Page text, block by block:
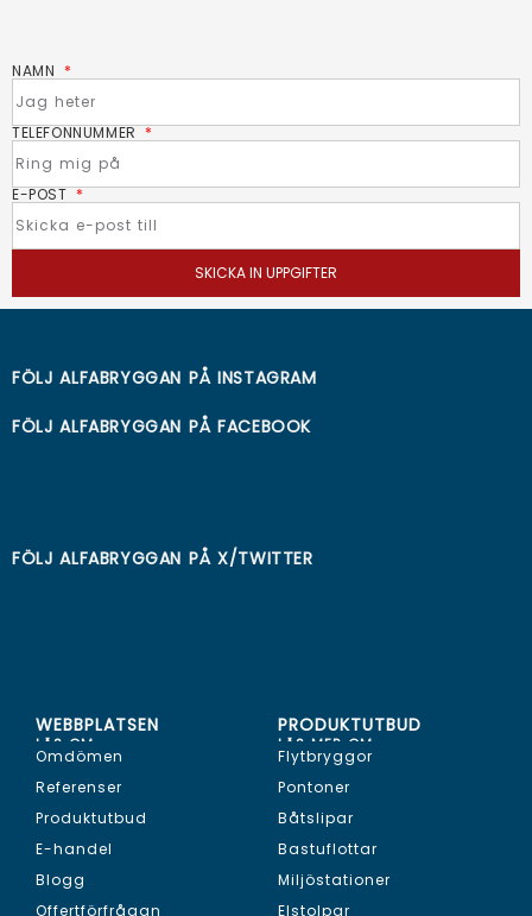
NAMN
TELEFONNUMMER
E-POST
SKICKA IN UPPGIFTER
FÖLJ ALFABRYGGAN PÅINSTAGRAM
FÖLJ ALFABRYGGAN PÅFACEBOOK
FÖLJ ALFABRYGGAN PÅX/TWITTER
WEBBPLATSEN
LÄS OM...
Omdömen
Referenser
Produktutbud
E-handel
Blogg
Offertförfrågan
PRODUKTUTBUD
LÄS MER OM...
Flytbryggor
Pontoner
Båtslipar
Bastuflottar
Miljöstationer
Elstolpar